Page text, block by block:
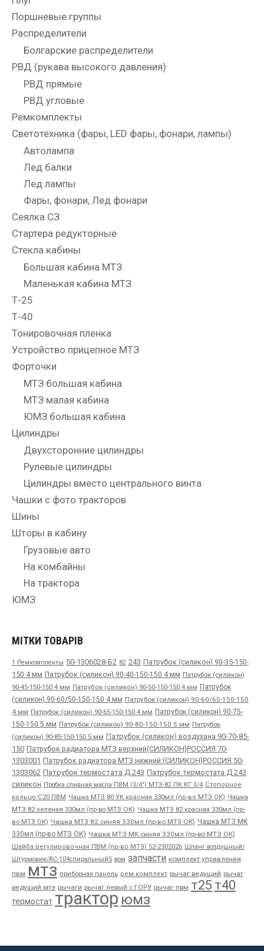
Поршневые группы
Распределители
Болгарские распределители
РВД (рукава высокого давления)
РВД прямые
РВД угловые
Ремкомплекты
Светотехника (фары, LED фары, фонари, лампы)
Автолампа
Лед балки
Лед лампы
Фары, фонари, Лед фонари
Сеялка СЗ
Стартера редукторные
Стекла кабины
Большая кабина МТЗ
Маленькая кабина МТЗ
Т-25
Т-40
Тонировочная пленка
Устройство прицепное МТЗ
Форточки
МТЗ большая кабина
МТЗ малая кабина
ЮМЗ большая кабина
Цилиндры
Двухсторонние цилиндры
Рулевые цилиндры
Цилиндры вместо центрального винта
Чашки с фото тракторов
Шины
Шторы в кабину
Грузовые авто
На комбайны
На трактора
ЮМЗ
МІТКИ ТОВАРІВ
1 Ремкомплекты 50-1306028-Б2 82 243 Патрубок (силикон) 90-35-150-
150 4 мм Патрубок (силикон) 90-40-150-150 4 мм Патрубок (силикон)
90-45-150-150 4 мм Патрубок (силикон) 90-50-150-150 4 мм Патрубок
(силикон) 90-60/50-150-150 4 мм Патрубок (силикон) 90-60/65-150-150
4 мм Патрубок (силикон) 90-65-150-150 4 мм Патрубок (силикон) 90-75-
150-150 5 мм Патрубок (силикон) 90-80-150-150 5 мм Патрубок
(силикон) 90-85-150-150 5 мм Патрубок (силикон) воздухана 90-70-85-
150 Патрубок радиатора МТЗ верхний(СИЛИКОН)РОССИЯ 70-
1303001 Патрубок радиатора МТЗ нижний (СИЛИКОН)РОССИЯ 50-
1303062 Патрубок термостата Д 243 Патрубок термостата Д 243
силикон Пробка сливная масла ПВМ (3/4") МТЗ-82 ПК КГ 3/4 Стопорное
кольцо С20 ПВМ Чашка МТЗ 80 УК красная 330мл (пр-во МТЗ ОК) Чашка
МТЗ 82 зеленая 330мл (пр-во МТЗ ОК) Чашка МТЗ 82 красная 330мл (пр-
во МТЗ ОК) Чашка МТЗ 82 синяя 330мл (пр-во МТЗ ОК) Чашка МТЗ МК
330мл (пр-во МТЗ ОК) Чашка МТЗ МК синяя 330мл (пр-во МТЗ ОК)
Шайба регулировочная ПВМ (пр-во МТЗ) 52-2302026 Шланг воздушный/
Штурмовик/АС-104спиральный5 вом запчасти комплект управления
пвм мтз приборная панель рем комплект рычаг ведущий рычаг
ведущий мтз рычаги рычаг левый с ГОРУ рычаг пвм т25 т40
термостат трактор юмз